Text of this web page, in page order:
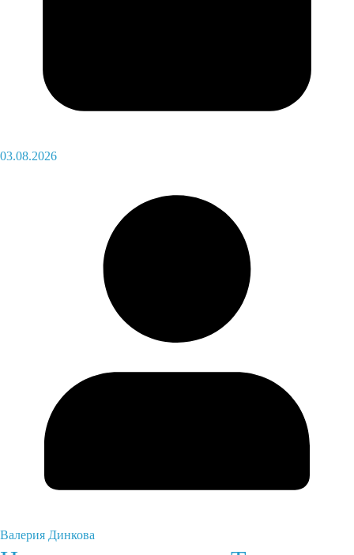
03.08.2026
Валерия Динкова